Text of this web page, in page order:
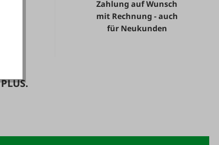
Zahlung auf Wunsch
mit Rechnung - auch
für Neukunden